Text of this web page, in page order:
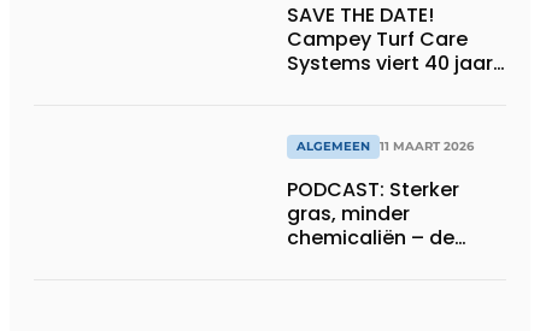
SAVE THE DATE!
Campey Turf Care
Systems viert 40 jaar
ALGEMEEN 11 MAART 2026
PODCAST: Sterker
gras, minder
chemicaliën – de